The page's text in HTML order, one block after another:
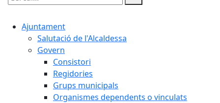
Cercar:
Ajuntament
Salutació de l'Alcaldessa
Govern
Consistori
Regidories
Grups municipals
Organismes dependents o vinculats